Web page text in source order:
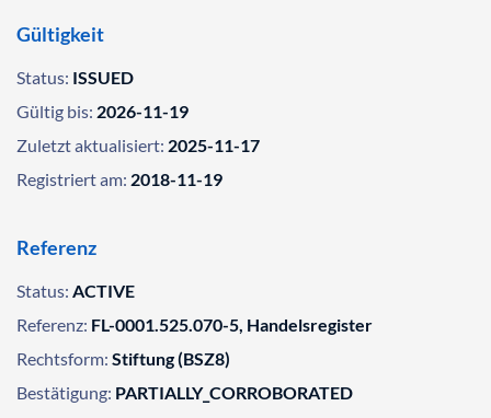
Gültigkeit
Status: ISSUED
Gültig bis: 2026-11-19
Zuletzt aktualisiert: 2025-11-17
Registriert am: 2018-11-19
Referenz
Status: ACTIVE
Referenz: FL-0001.525.070-5, Handelsregister
Rechtsform: Stiftung (BSZ8)
Bestätigung: PARTIALLY_CORROBORATED